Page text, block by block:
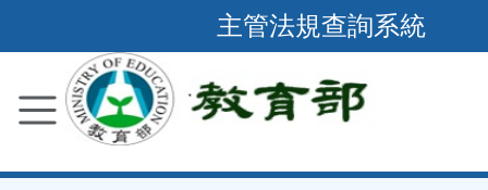
到
要
容
主管法規查詢系統